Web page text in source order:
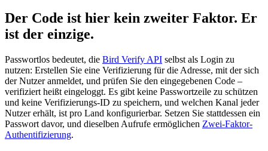
Der Code ist hier kein zweiter Faktor. Er
ist der einzige.
Passwortlos bedeutet, die Bird Verify API selbst als Login zu
nutzen: Erstellen Sie eine Verifizierung für die Adresse, mit der sich
der Nutzer anmeldet, und prüfen Sie den eingegebenen Code –
verifiziert heißt eingeloggt. Es gibt keine Passwortzeile zu schützen
und keine Verifizierungs-ID zu speichern, und welchen Kanal jeder
Nutzer erhält, ist pro Land konfigurierbar. Setzen Sie stattdessen ein
Passwort davor, und dieselben Aufrufe ermöglichen Zwei-Faktor-
Authentifizierung.